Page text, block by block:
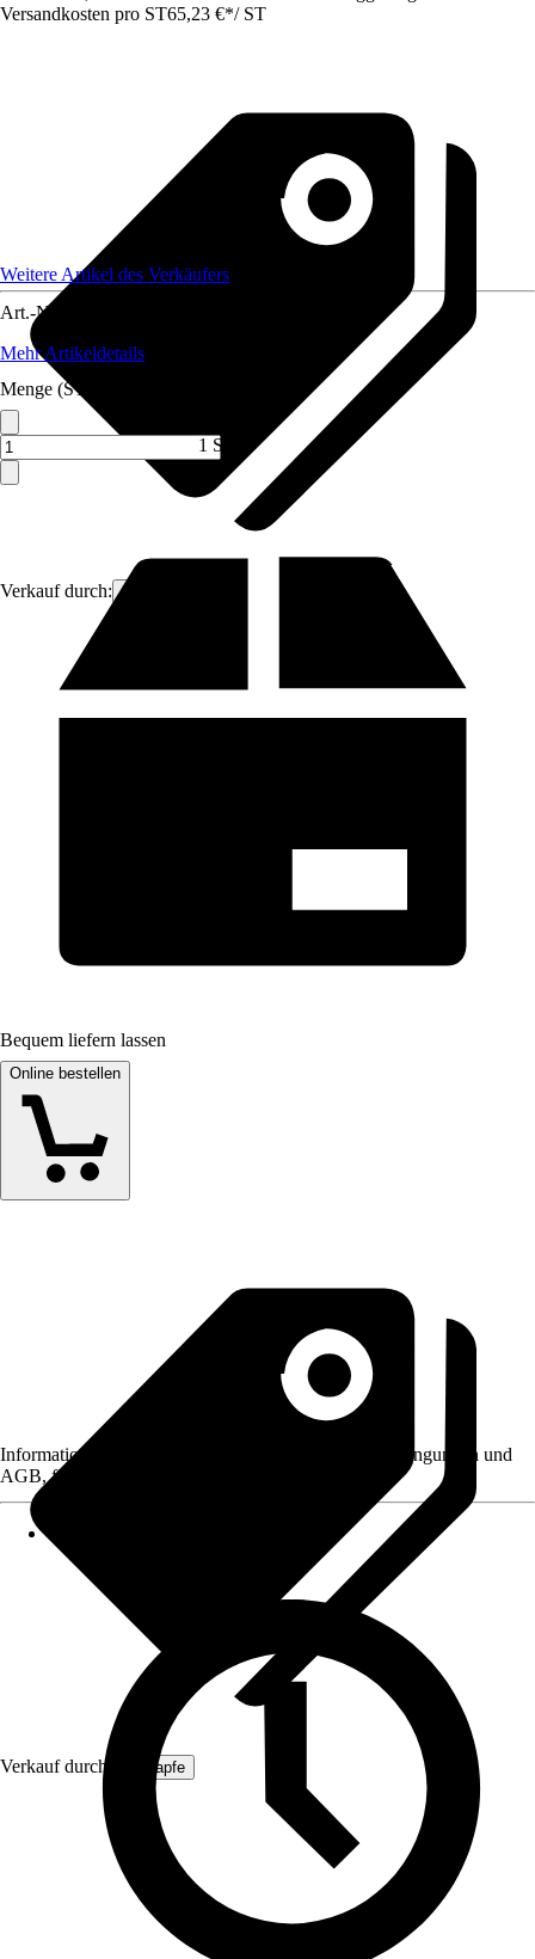
Versandkosten pro ST65,23 €*/ ST
Verkauf durch: ich-zapfe
Weitere Artikel des Verkäufers
Art.-Nr.
Mehr Artikeldetails
Menge (ST)
1 ST
Bequem liefern lassen
Online bestellen
Verkauf durch: ich-zapfe
Informationen des Verkäufers, wie z. B. Rückgabebedingungen und
AGB, finden Sie bei Klick auf den Verkäufernamen.